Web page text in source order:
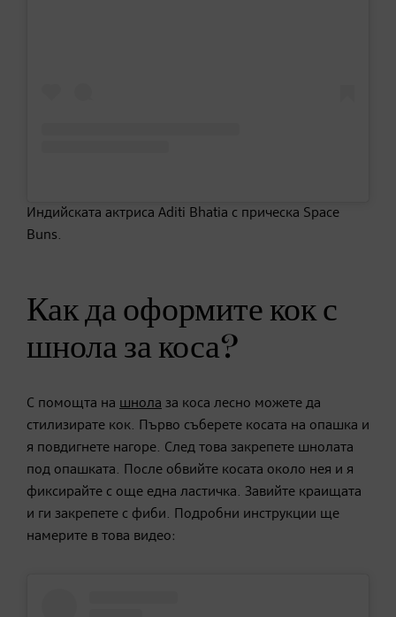
Индийската актриса Aditi Bhatia с прическа Space
Buns.
Как да оформите кок с
шнола за коса?
С помощта на шнола за коса лесно можете да
стилизирате кок. Първо съберете косата на опашка и
я повдигнете нагоре. След това закрепете шнолата
под опашката. После обвийте косата около нея и я
фиксирайте с още една ластичка. Завийте краищата
и ги закрепете с фиби. Подробни инструкции ще
намерите в това видео: